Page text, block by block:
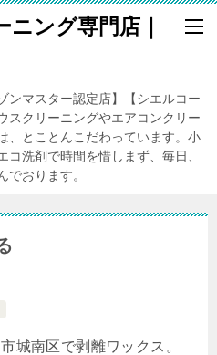
ング専門店｜
ンマスター認定店】【シエルコー
スクリーニングやエアコンクリー
、とことんこだわっています。小
洗剤で時間を惜しまず、毎日、
でおります。
城南区で剥離ワックス。